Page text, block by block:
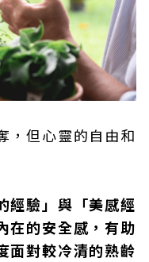
，但心靈的自由和
經驗」與「美感經
在的安全感，有助
面對較冷清的熟齡